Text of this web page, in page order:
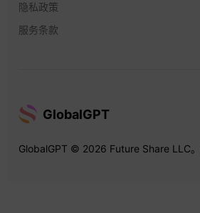
隐私政策
服务条款
GlobalGPT
GlobalGPT © 2026 Future Share LLC